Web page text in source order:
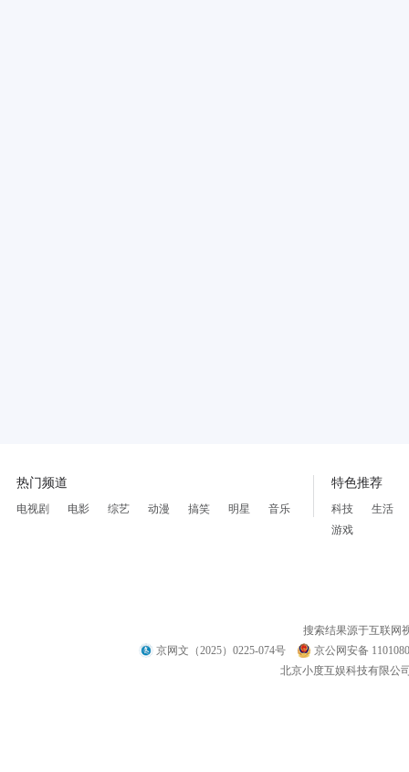
热门频道
电视剧 电影 综艺 动漫 搞笑 明星 音乐
特色推荐
科技
生活
游戏
搜索结果源于互联网
京网文（2025）0225-074号
京公网安备
北京小度互娱科技有限公